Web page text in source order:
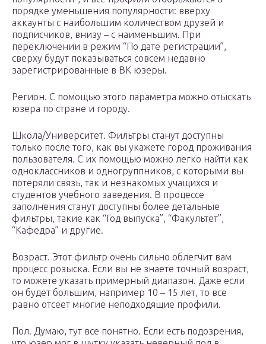
порядке уменьшения популярности: вверху
аккаунты с наибольшим количеством друзей и
подписчиков, внизу – с наименьшим. При
переключении в режим “По дате регистрации”,
сверху будут показываться совсем недавно
зарегистрированные в ВК юзеры.
Регион. С помощью этого параметра можно отыскать
юзера по стране и городу.
Школа/Университет. Фильтры станут доступны
только после того, как вы укажете город проживания
пользователя. С их помощью можно легко найти как
одноклассников и одногруппников, с которыми вы
потеряли связь, так и незнакомых учащихся и
студентов учебного заведения. В процессе
заполнения станут доступны более детальные
фильтры, такие как “Год выпуска”, “Факультет”,
“Кафедра” и другие.
Возраст. Этот фильтр очень сильно облегчит вам
процесс розыска. Если вы не знаете точный возраст,
то можете указать примерный диапазон. Даже если
он будет большим, например 10 – 15 лет, то все
равно отсеет многие неподходящие профили.
Пол. Думаю, тут все понятно. Если есть подозрения,